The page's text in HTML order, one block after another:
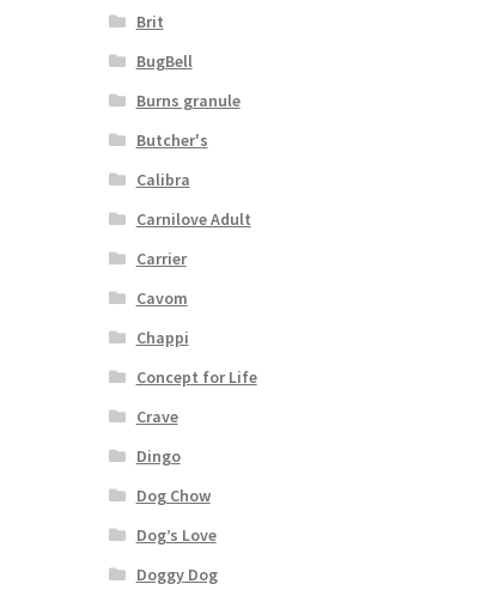
Brit
BugBell
Burns granule
Butcher's
Calibra
Carnilove Adult
Carrier
Cavom
Chappi
Concept for Life
Crave
Dingo
Dog Chow
Dog’s Love
Doggy Dog